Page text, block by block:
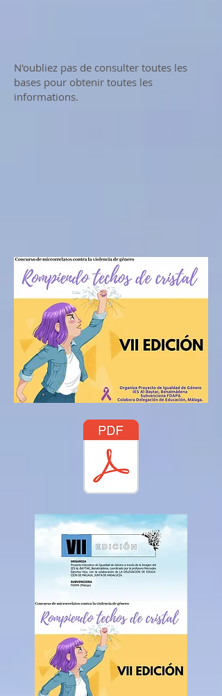
N'oubliez pas de consulter toutes les
bases pour obtenir toutes les
informations.